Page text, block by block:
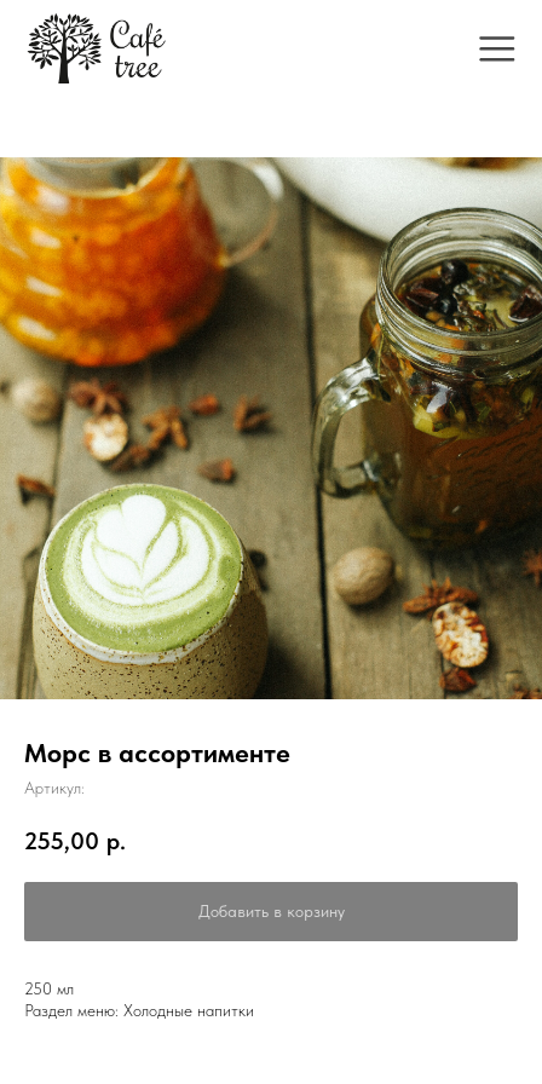
Морс в ассортименте
Артикул:
255,00 р.
Добавить в корзину
250 мл
Раздел меню: Холодные напитки